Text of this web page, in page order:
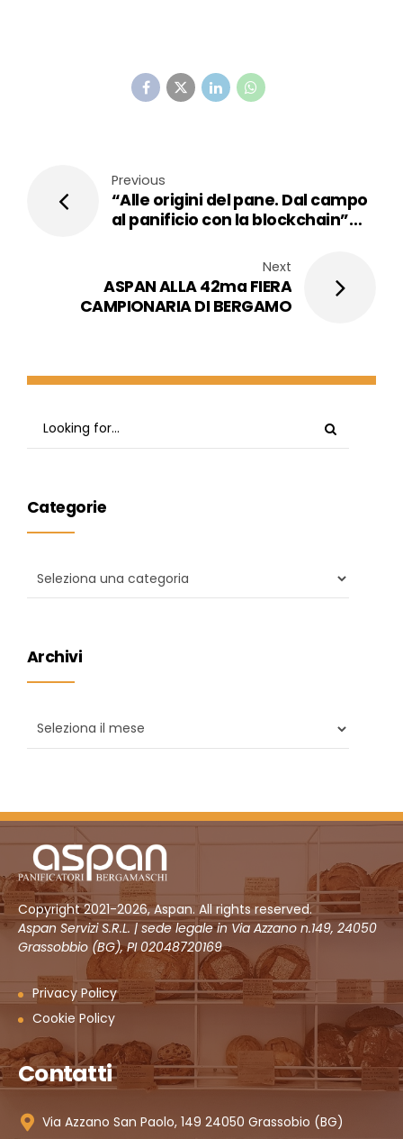
Previous
“Alle origini del pane. Dal campo
al panificio con la blockchain”
presentazione al Point di
Dalmine
Next
ASPAN ALLA 42ma FIERA
CAMPIONARIA DI BERGAMO
Categorie
Archivi
Copyright 2021-2026, Aspan. All rights reserved.
Aspan Servizi S.R.L. | sede legale in Via Azzano n.149, 24050
Grassobbio (BG), PI 02048720169
Privacy Policy
Cookie Policy
Contatti
Via Azzano San Paolo, 149 24050 Grassobio (BG)